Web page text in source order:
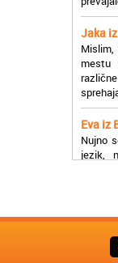
Jaka
mestu
Eva iz
Nujno
jezik,
samo